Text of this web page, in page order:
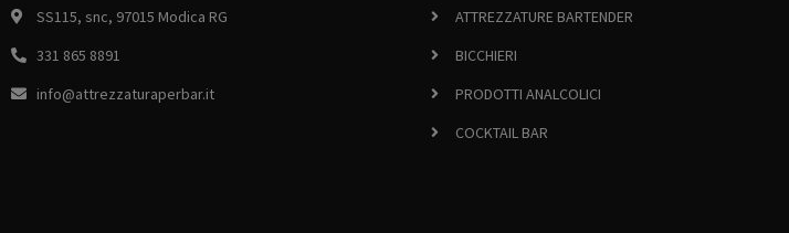
SS115, snc, 97015 Modica RG
331 865 8891
info@attrezzaturaperbar.it
ATTREZZATURE BARTENDER
BICCHIERI
PRODOTTI ANALCOLICI
COCKTAIL BAR